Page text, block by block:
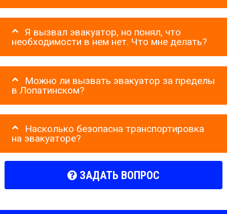
Я вызвал эвакуатор, но понял, что
необходимости в нем нет. Что мне делать?
Можно ли вызвать эвакуатор за пределы
в Лопатинском?
Насколько безопасна транспортировка
на эвакуаторе?
ЗАДАТЬ ВОПРОС